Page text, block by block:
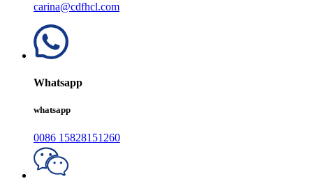
carina@cdfhcl.com
Whatsapp
whatsapp
0086 15828151260